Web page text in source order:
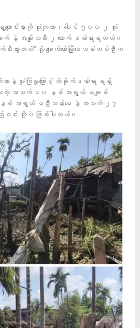
ောင်းနားကို ဗုံးကျတာ၊ ပေါင် ၅၀၀ ၂ လုံး
က် နဲ့ အမျိုးသမီး ၂ ယောက် ဒဏ်ရာရတယ်။
းသွားတယ်” လို့ ကျောက်တော်မြို့ဒေသခံတစ်ဦးက
ာနဲ့ ဗုံးကြဲမှုကြောင့် ထိခိုက်ဒဏ်ရာ ရရှိ
က်သေးတဲ့ အသက် ၁၀ နှစ် အရွယ် မချစ်
စ် အရွယ် မဦးသန်းမေ နဲ့ အသက် ၂၇
င်း တို့ပဲ ဖြစ်ပါတယ်။